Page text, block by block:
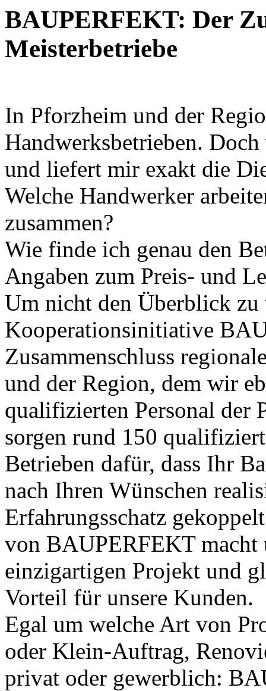
BAUPERFEKT: Der
Meisterbetriebe
In Pforzheim und der
Handwerksbetrieben.
und liefert mir exakt die
Welche Handwerker
zusammen?
Wie finde ich genau den
Angaben zum Preis- und
Um nicht den Überblick
Kooperationsinitiative
Zusammenschluss
und der Region, dem wir
qualifizierten Personal der
sorgen rund 150
Betrieben dafür, dass Ihr
nach Ihren Wünschen
Erfahrungsschatz
von BAUPERFEKT macht
einzigartigen Projekt und
Vorteil für unsere Kunden.
Egal um welche Art von
oder Klein-Auftrag,
privat oder gewerblich: